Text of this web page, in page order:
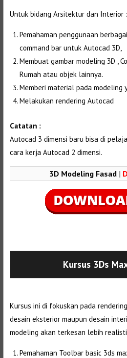
Untuk bidang Arsitektur dan Interior :
Pemahaman penggunaan
command bar untuk Autocad 3D,
Membuat gambar modeling 3D ,
Rumah atau objek lainnya.
Memberi material pada modeling
Melakukan rendering Autocad
Catatan :
Autocad 3 dimensi baru bisa di
cara kerja Autocad 2 dimensi.
3D Modeling Fasad |
Kursus 3Ds
Kursus ini di fokuskan pada
desain eksterior maupun desain
modeling akan terkesan lebih
Pemahaman Toolbar basic 3ds